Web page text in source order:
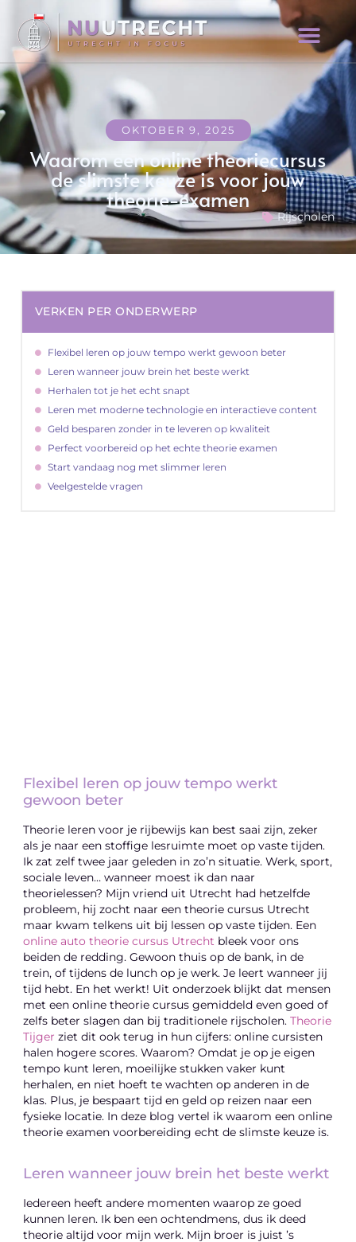
OKTOBER 9, 2025
Waarom een online theoriecursus
de slimste keuze is voor jouw
theorie-examen
Rijscholen
Flexibel leren op jouw tempo werkt
gewoon beter
Theorie leren voor je rijbewijs kan best saai zijn, zeker
als je naar een stoffige lesruimte moet op vaste tijden.
Ik zat zelf twee jaar geleden in zo’n situatie. Werk, sport,
sociale leven… wanneer moest ik dan naar
theorielessen? Mijn vriend uit Utrecht had hetzelfde
probleem, hij zocht naar een theorie cursus Utrecht
maar kwam telkens uit bij lessen op vaste tijden. Een
online auto theorie cursus Utrecht bleek voor ons
beiden de redding. Gewoon thuis op de bank, in de
trein, of tijdens de lunch op je werk. Je leert wanneer jij
tijd hebt. En het werkt! Uit onderzoek blijkt dat mensen
met een online theorie cursus gemiddeld even goed of
zelfs beter slagen dan bij traditionele rijscholen.Theorie
Tijger ziet dit ook terug in hun cijfers: online cursisten
halen hogere scores. Waarom? Omdat je op je eigen
tempo kunt leren, moeilijke stukken vaker kunt
herhalen, en niet hoeft te wachten op anderen in de
klas. Plus, je bespaart tijd en geld op reizen naar een
fysieke locatie. In deze blog vertel ik waarom een online
theorie examen voorbereiding echt de slimste keuze is.
Leren wanneer jouw brein het beste werkt
Iedereen heeft andere momenten waarop ze goed
kunnen leren. Ik ben een ochtendmens, dus ik deed
theorie altijd voor mijn werk. Mijn broer is juist ’s
VERKEN PER ONDERWERP
Flexibel leren op jouw tempo werkt gewoon beter
Leren wanneer jouw brein het beste werkt
Herhalen tot je het echt snapt
Leren met moderne technologie en interactieve content
Geld besparen zonder in te leveren op kwaliteit
Perfect voorbereid op het echte theorie examen
Start vandaag nog met slimmer leren
Veelgestelde vragen